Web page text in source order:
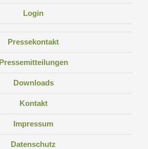
Login
Pressekontakt
Pressemitteilungen
Downloads
Kontakt
Impressum
Datenschutz